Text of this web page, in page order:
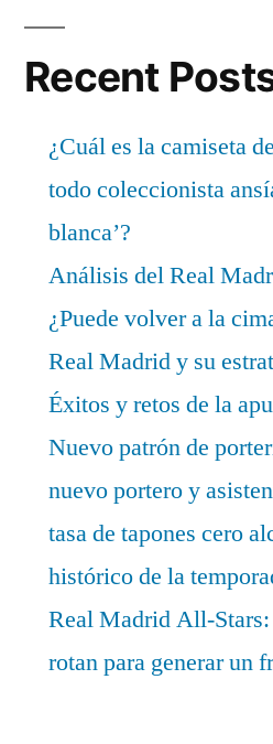
Recent
¿Cuál es la camiseta
todo coleccionista
blanca’?
Análisis del Real
¿Puede volver a la
Real Madrid y su
Éxitos y retos de la
Nuevo patrón de
nuevo portero y
tasa de tapones cero
histórico de la
Real Madrid All-Stars:
rotan para generar un